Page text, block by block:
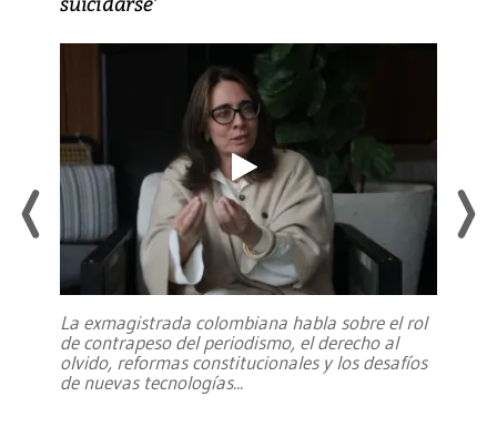
La exmagistrada colombiana habla sobre el rol
de contrapeso del periodismo, el derecho al
olvido, reformas constitucionales y los desafíos
de nuevas tecnologías...